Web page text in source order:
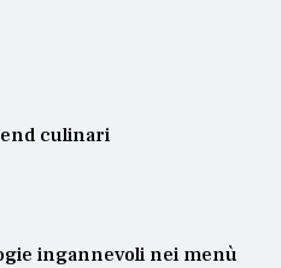
culinari
ingannevoli nei menù